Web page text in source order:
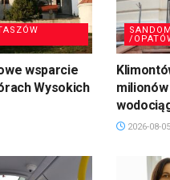
wsparcie
Wysokich
/
2026-08-05